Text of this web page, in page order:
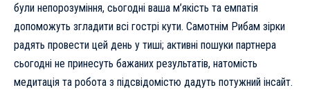
були непорозуміння, сьогодні ваша м’якість та емпатія
допоможуть згладити всі гострі кути. Самотнім Рибам зірки
радять провести цей день у тиші; активні пошуки партнера
сьогодні не принесуть бажаних результатів, натомість
медитація та робота з підсвідомістю дадуть потужний інсайт.